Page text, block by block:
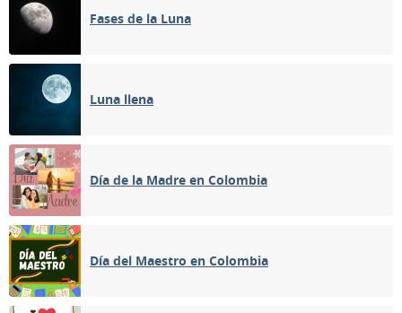
Fases de la Luna
Luna llena
Día de la Madre en Colombia
Día del Maestro en Colombia